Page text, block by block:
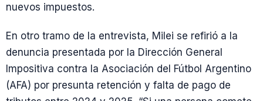
nuevos impuestos.
En otro tramo de la entrevista, Milei se refirió a la
denuncia presentada por la Dirección General
Impositiva contra la Asociación del Fútbol Argentino
(AFA) por presunta retención y falta de pago de